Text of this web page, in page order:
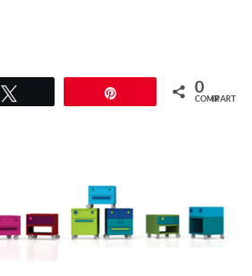
0
COMPARTIR